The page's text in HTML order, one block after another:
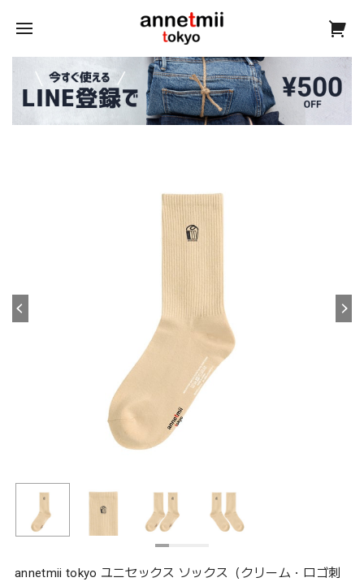
annetmii tokyo ユニセックス ソックス（クリーム・ロゴ刺